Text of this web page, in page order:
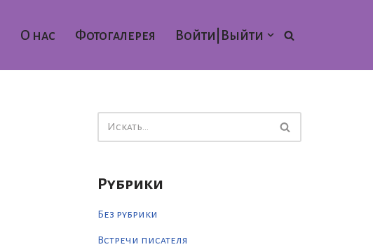
О нас Фотогалерея Войти|Выйти
Рубрики
Без рубрики
Встречи писателя